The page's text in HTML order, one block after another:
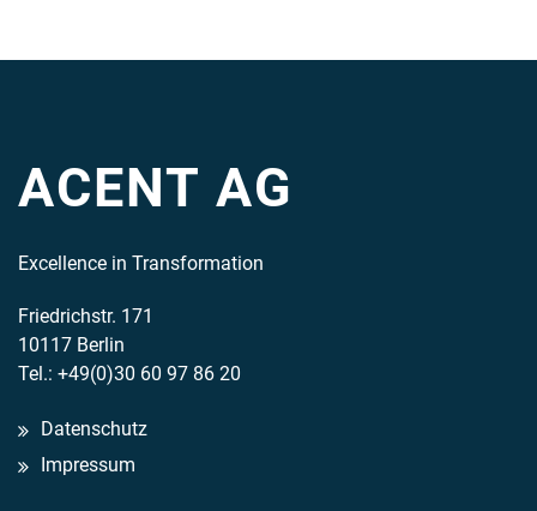
ACENT AG
Excellence in Transformation
Friedrichstr. 171
10117 Berlin
Tel.: +49(0)30 60 97 86 20
Datenschutz
Impressum